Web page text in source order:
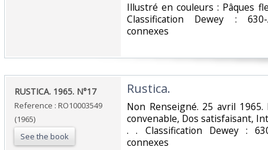
‎Illustré en couleurs : Pâques
Classification Dewey :
connexes‎
‎RUSTICA. 1965. N°17‎
Reference : RO10003549
(1965)
See the book
‎Rustica.‎
‎Non Renseigné. 25 avril
convenable, Dos satisfaisant,
. . Classification Dewey :
connexes‎